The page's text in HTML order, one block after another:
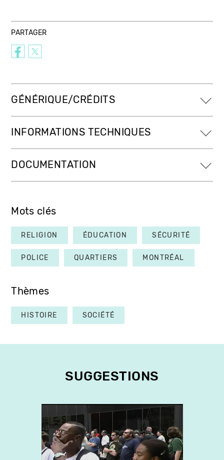
PARTAGER
GÉNÉRIQUE/CRÉDITS
INFORMATIONS TECHNIQUES
DOCUMENTATION
Mots clés
RELIGION ÉDUCATION SÉCURITÉ
POLICE QUARTIERS MONTRÉAL
Thèmes
HISTOIRE SOCIÉTÉ
SUGGESTIONS